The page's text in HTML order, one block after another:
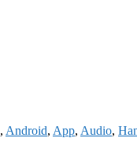
, Android, App, Audio,